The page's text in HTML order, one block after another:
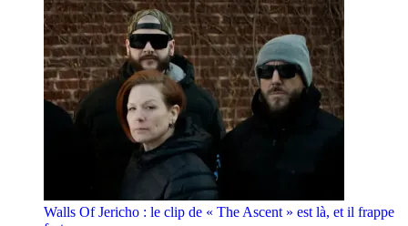
Walls Of Jericho : le clip de « The Ascent » est là, et il frappe